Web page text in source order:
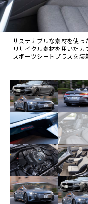
サステナブルな素材を使っ
リサイクル素材を用いたカ
スポーツシートプラスを装